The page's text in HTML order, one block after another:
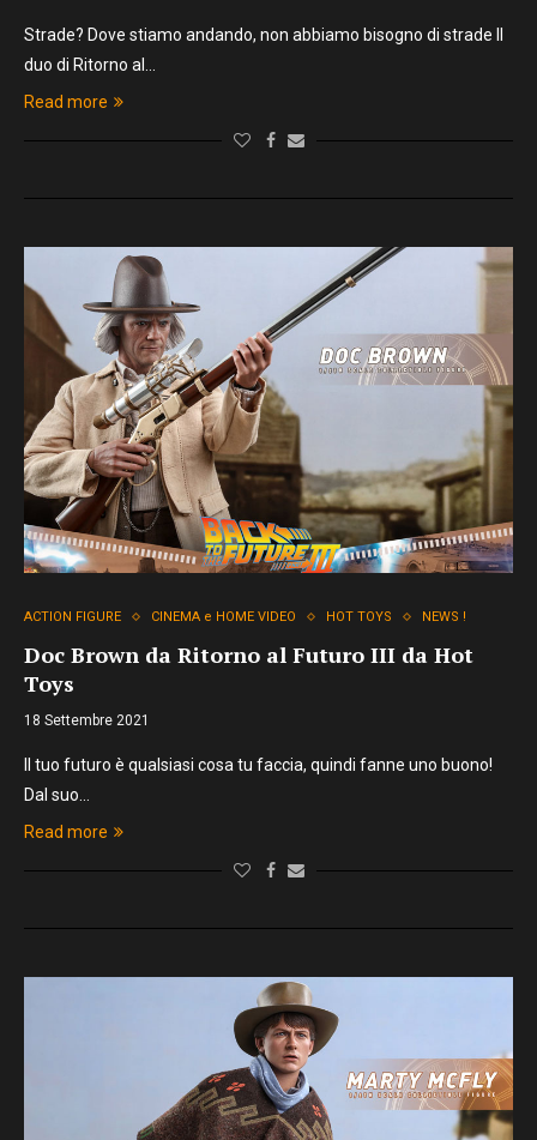
Strade? Dove stiamo andando, non abbiamo bisogno di strade Il
duo di Ritorno al…
Read more
ACTION FIGURE CINEMA e HOME VIDEO HOT TOYS NEWS !
Doc Brown da Ritorno al Futuro III da Hot
Toys
18 Settembre 2021
Il tuo futuro è qualsiasi cosa tu faccia, quindi fanne uno buono!
Dal suo…
Read more